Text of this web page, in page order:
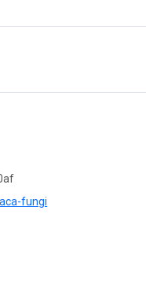
fungi